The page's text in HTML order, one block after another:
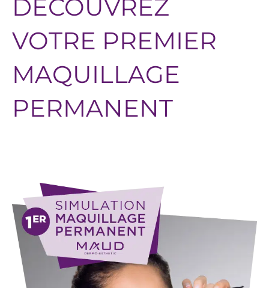
DÉCOUVREZ
VOTRE PREMIER
MAQUILLAGE
PERMANENT